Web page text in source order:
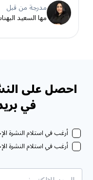
مدرجة من قبل
مها السعيد
احصل على
في
أرغب في استلام النشرة
أرغب في استلام النشرة